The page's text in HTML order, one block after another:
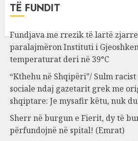
TË FUNDIT
Fundjava me rrezik të lartë
paralajmëron Instituti i
temperaturat deri në 39°C
“Kthehu në Shqipëri”/ Sulm
sociale ndaj gazetarit grek me
shqiptare: Je mysafir këtu, nuk
Sherr në burgun e Fierit, dy të
përfundojnë në spital! (Emrat)